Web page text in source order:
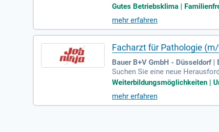
e attraktive Stelle in einem
die Anerkennung als Facharzt
führenden
Gutes Betriebsklima |
mehr erfahren
Facharzt für Pathologie
Bauer B+V GmbH - Düsseldorf |
Suchen Sie eine neue
ie die Pathologie von morgen
logischen,
sche Untersuchungen durch
und zur Mitgestaltung unserer
Weiterbildungsmöglichkeiten |
mehr erfahren